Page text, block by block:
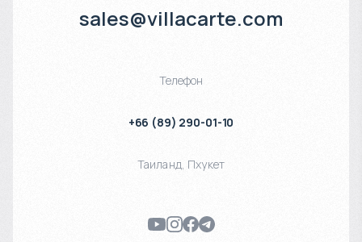
sales@villacarte.com
Телефон
+66 (89) 290-01-10
Таиланд, Пхукет